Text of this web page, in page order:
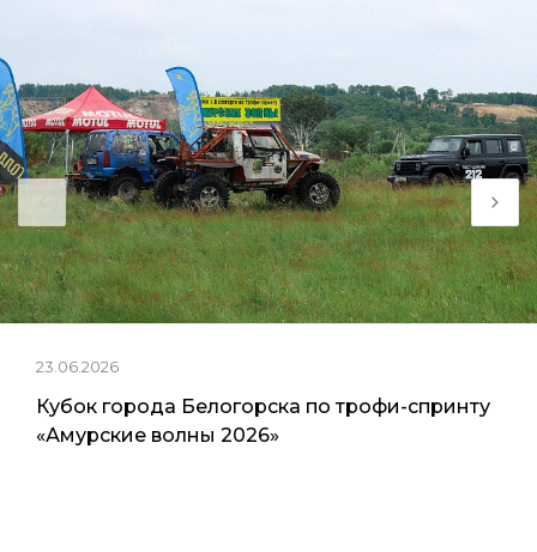
23.06.2026
Кубок города Белогорска по трофи-спринту
«Амурские волны 2026»